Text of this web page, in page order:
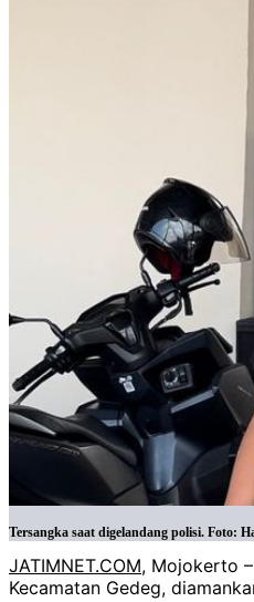
Tersangka saat digelandang polisi. Foto:
JATIMNET.COM, Mojokerto
Kecamatan Gedeg,